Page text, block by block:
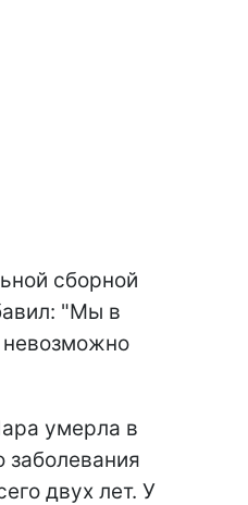
сборной
"Мы в
невозможно
умерла в
заболевания
двух лет. У